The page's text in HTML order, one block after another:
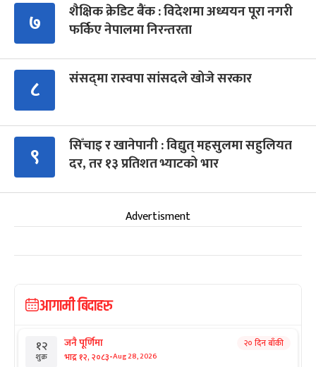
७
शैक्षिक क्रेडिट बैंक : विदेशमा अध्ययन पूरा नगरी
फर्किए नेपालमा निरन्तरता
८ संसद्‍मा रास्वपा सांसदले खोजे सरकार
९
सिँचाइ र खानेपानी : विद्युत् महसुलमा सहुलियत
दर, तर १३ प्रतिशत भ्याटको भार
Advertisment
आगामी बिदाहरु
१२
शुक्र
जनै पूर्णिमा
भाद्र १२, २०८३-Aug 28, 2026
२० दिन बाँकी